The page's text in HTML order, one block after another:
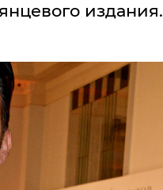
издания.